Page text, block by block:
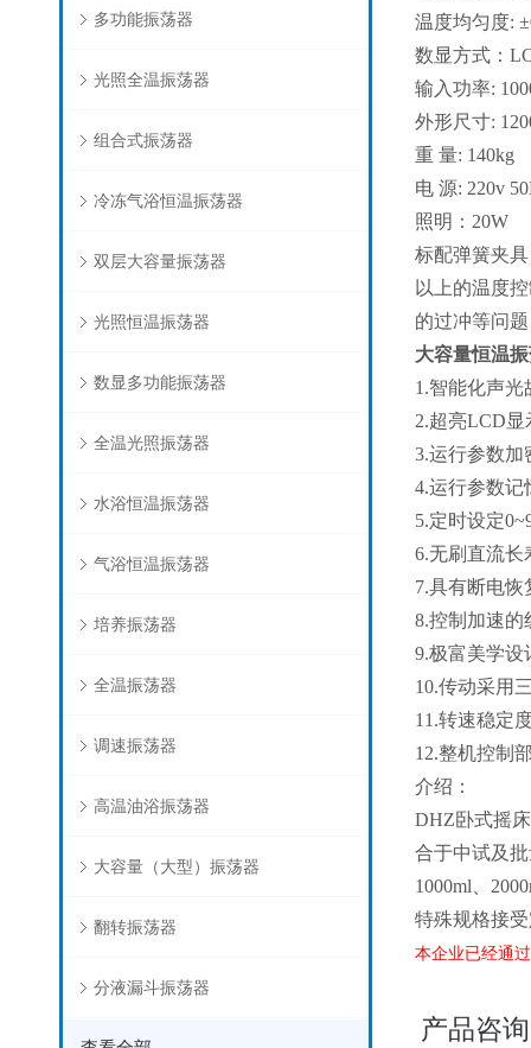
多功能振荡器
光照全温振荡器
组合式振荡器
冷冻气浴恒温振荡器
双层大容量振荡器
光照恒温振荡器
数显多功能振荡器
全温光照振荡器
水浴恒温振荡器
气浴恒温振荡器
培养振荡器
全温振荡器
调速振荡器
高温油浴振荡器
大容量（大型）振荡器
翻转振荡器
分液漏斗振荡器
温度均匀度:
数显方式：
输入功率:
外形尺寸:
重 量: 140kg
电 源: 220v
照明：20W
标配弹簧夹
以上的温度
的过冲等问题
大容量恒温
1.智能化声光
2.超亮LCD
3.运行参数加
4.运行参数记
5.定时设定
6.无刷直流长
7.具有断电
8.控制加速的
9.极富美学设
10.传动采用
11.转速稳定
12.整机控制
介绍：
DHZ卧式摇
合于中试及
1000ml、
特殊规格接
本企业已经通
产品咨询